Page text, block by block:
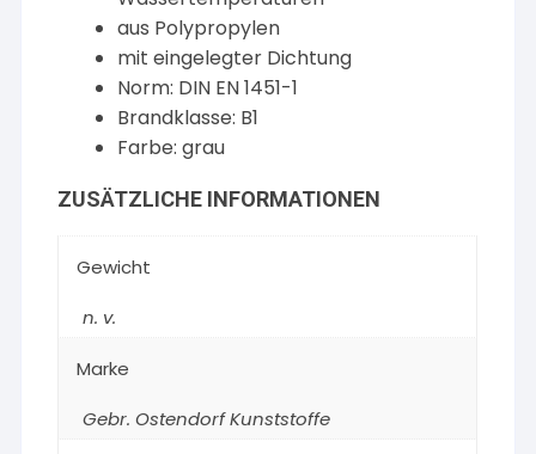
aus Polypropylen
mit eingelegter Dichtung
Norm: DIN EN 1451-1
Brandklasse: B1
Farbe: grau
ZUSÄTZLICHE INFORMATIONEN
Gewicht
n. v.
Marke
Gebr. Ostendorf Kunststoffe